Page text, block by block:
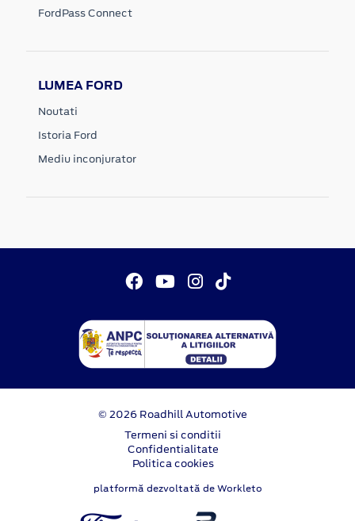
FordPass Connect
LUMEA FORD
Noutati
Istoria Ford
Mediu inconjurator
© 2026 Roadhill Automotive
Termeni si conditii
Confidentialitate
Politica cookies
platformă dezvoltată de Workleto